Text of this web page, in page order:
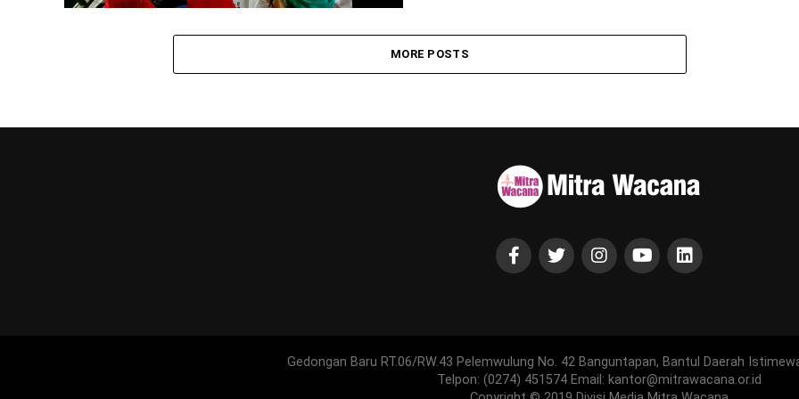
MORE POSTS
Gedongan Baru RT.06/RW.43 Pelemwulung No. 42 Banguntapan, Bantul Daerah
Telpon: (0274) 451574 Email: kantor@mitrawacana.or.id